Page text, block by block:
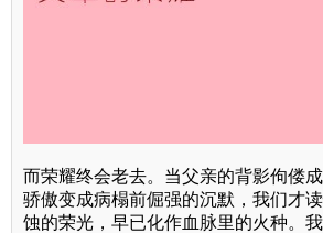
而荣耀终会老去。当父亲的背影佝偻
骄傲变成病榻前倔强的沉默，我们才
蚀的荣光，早已化作血脉里的火种。